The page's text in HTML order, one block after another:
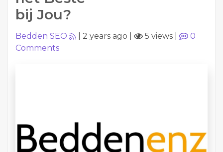
bij Jou?
Bedden SEO 2 years ago 5 views
0
Comments